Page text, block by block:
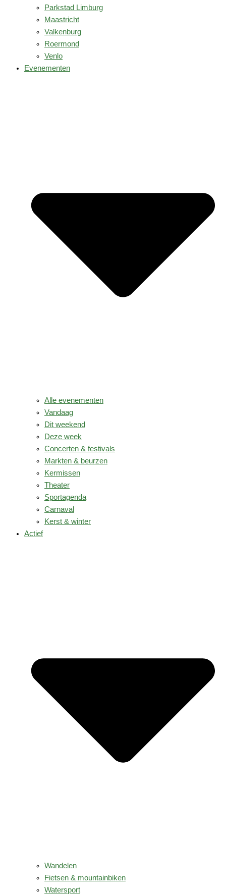
Parkstad Limburg
Maastricht
Valkenburg
Roermond
Venlo
Evenementen
Alle evenementen
Vandaag
Dit weekend
Deze week
Concerten & festivals
Markten & beurzen
Kermissen
Theater
Sportagenda
Carnaval
Kerst & winter
Actief
Wandelen
Fietsen & mountainbiken
Watersport